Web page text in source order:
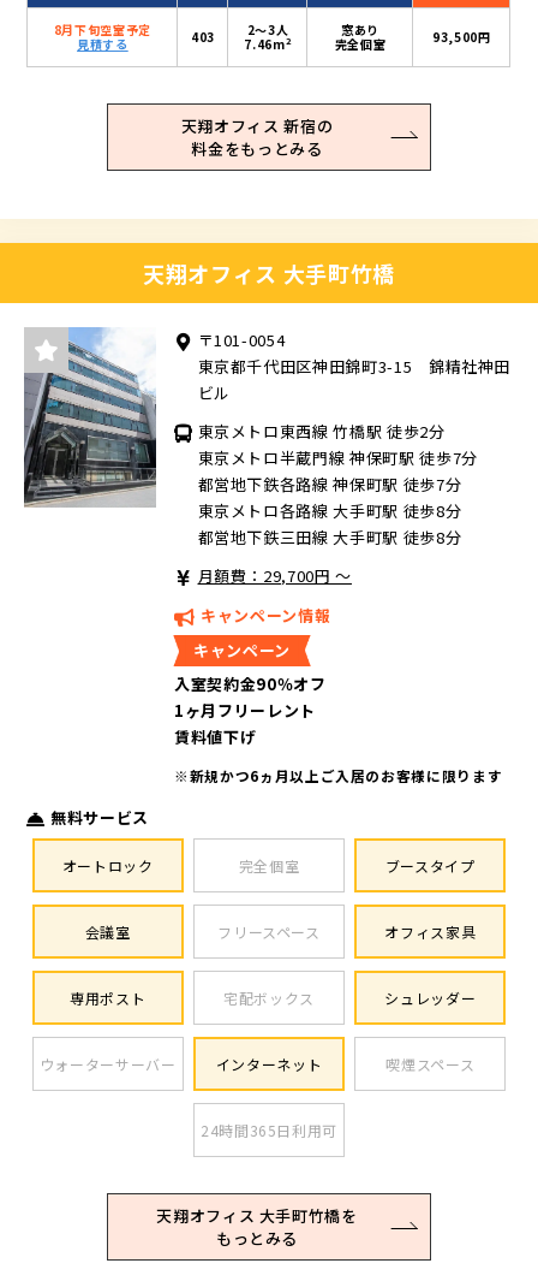
8月下旬空室予定
見積する
403
2〜3人
7.46m2
窓あり
完全個室
93,500円
天翔オフィス 新宿の
料金をもっとみる
天翔オフィス 大手町竹橋
〒101-0054
東京都千代田区神田錦町3-15 錦精社神田
ビル
東京メトロ東西線 竹橋駅 徒歩2分
東京メトロ半蔵門線 神保町駅 徒歩7分
都営地下鉄各路線 神保町駅 徒歩7分
東京メトロ各路線 大手町駅 徒歩8分
都営地下鉄三田線 大手町駅 徒歩8分
月額費：29,700円 ～
キャンペーン情報
キャンペーン
入室契約金90％オフ
1ヶ月フリーレント
賃料値下げ
※新規かつ6ヵ月以上ご入居のお客様に限ります
無料サービス
オートロック 完全個室 ブースタイプ
会議室 フリースペース オフィス家具
専用ポスト 宅配ボックス シュレッダー
ウォーターサーバー インターネット 喫煙スペース
24時間365日利用可
天翔オフィス 大手町竹橋を
もっとみる